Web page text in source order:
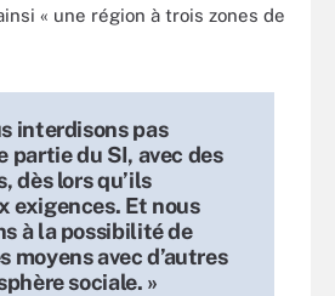
« une région à trois zones de
interdisons pas
partie du SI, avec des
dès lors qu’ils
exigences. Et nous
à la possibilité de
moyens avec d’autres
sociale. »